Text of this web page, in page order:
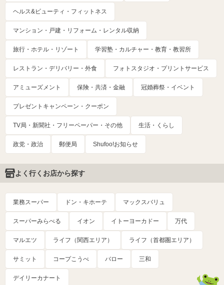
ヘルス&ビューティ・フィットネス
マンション・戸建・リフォーム・レンタル収納
旅行・ホテル・リゾート 学習塾・カルチャー・教育・教習所
レストラン・デリバリー・外食 フォトスタジオ・プリントサービス
アミューズメント 保険・共済・金融 冠婚葬祭・イベント
プレゼントキャンペーン・クーポン
TV局・新聞社・フリーペーパー・その他 生活・くらし
政党・政治 郵便局 Shufoo!お知らせ
よく行くお店から探す
業務スーパー ドン・キホーテ マックスバリュ
スーパーみらべる イオン イトーヨーカドー 万代
マルエツ ライフ（関西エリア） ライフ（首都圏エリア）
サミット コープこうべ バロー 三和
デイリーカナート